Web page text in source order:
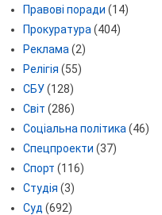
Правові поради (14)
Прокуратура (404)
Реклама (2)
Релігія (55)
СБУ(128)
Світ (286)
Соціальна політика (46)
Спецпроекти (37)
Спорт (116)
Студія (3)
Суд (692)